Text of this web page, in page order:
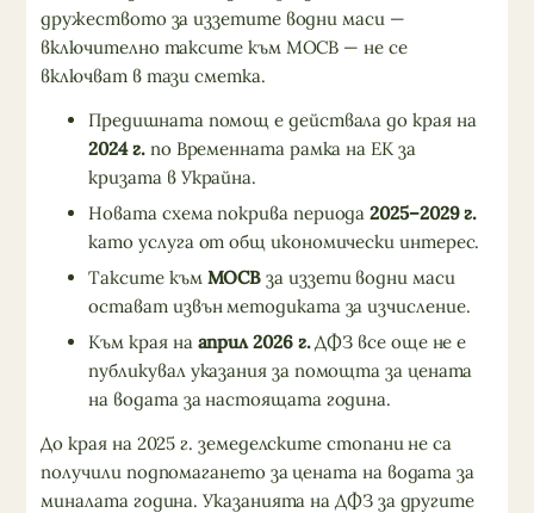
дружеството за иззетите водни маси —
включително таксите към МОСВ — не се
включват в тази сметка.
Предишната помощ е действала до края на
2024 г.по Временната рамка на ЕК за
кризата в Украйна.
Новата схема покрива периода2025–2029 г.
като услуга от общ икономически интерес.
Таксите към МОСВ за иззети водни маси
остават извън методиката за изчисление.
Към края на април 2026 г.ДФЗ все още не е
публикувал указания за помощта за цената
на водата за настоящата година.
До края на 2025 г. земеделските стопани не са
получили подпомагането за цената на водата за
миналата година. Указанията на ДФЗ за другите